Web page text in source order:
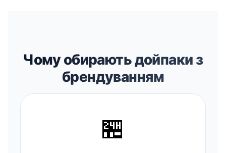
Чому обирають дойпаки з
брендуванням
🏪